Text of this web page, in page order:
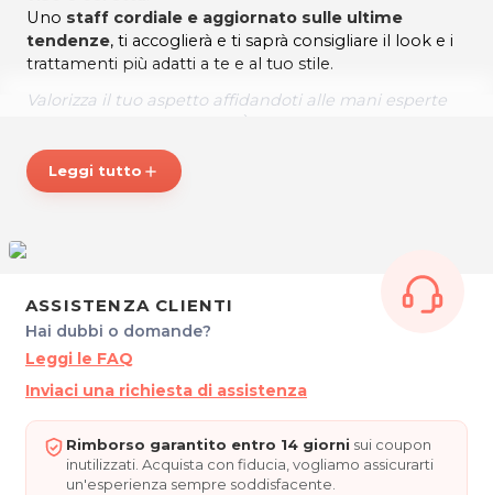
Uno staff cordiale e aggiornato sulle ultime
tendenze, ti accoglierà e ti saprà consigliare il look e i
trattamenti più adatti a te e al tuo stile.
Valorizza il tuo aspetto affidandoti alle mani esperte
ORARI
Da Martedì a Venerdì: 8.30 - 19.30
Tel. 0432295423
P.IVA 01715090302
Per ulteriori informazioni sull'offerta o sulle modalità di
acquisto scrivi aposta@espevia.it.
Leggi tutto add
ASSISTENZA CLIENTI
Hai dubbi o domande?
Leggi le FAQ
Inviaci una richiesta di assistenza
Rimborso garantito entro 14 giorni sui coupon
inutilizzati. Acquista con fiducia, vogliamo assicurarti
un'esperienza sempre soddisfacente.